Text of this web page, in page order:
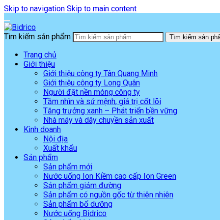
Skip to navigation Skip to main content
Tìm kiếm sản phẩm Tìm kiếm sản
Trang chủ
Giới thiệu
Giới thiệu công ty Tân Quang Minh
Giới thiệu công ty Long Quân
Người đặt nền móng công ty
Tầm nhìn và sứ mệnh, giá trị cốt lõi
Tăng trưởng xanh – Phát triển bền vững
Nhà máy và dây chuyền sản xuất
Kinh doanh
Nội địa
Xuất khẩu
Sản phẩm
Sản phẩm mới
Nước uống Ion Kiềm cao cấp Ion Green
Sản phẩm giảm đường
Sản phẩm có nguồn gốc từ thiên nhiên
Sản phẩm bổ dưỡng
Nước uống Bidrico